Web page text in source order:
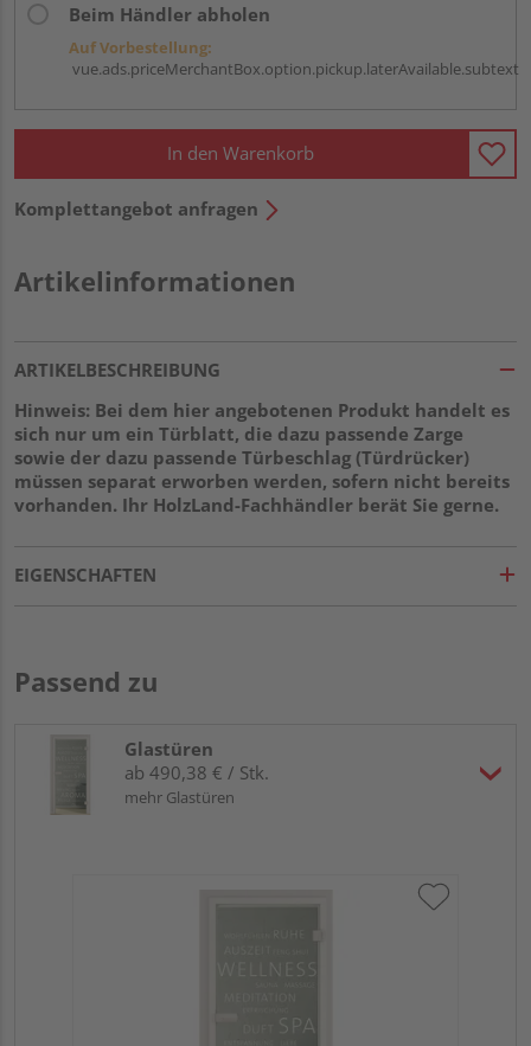
Beim Händler abholen
Auf Vorbestellung:
vue.ads.priceMerchantBox.option.pickup.laterAvailable.subtext
In den Warenkorb
Komplettangebot anfragen
Artikelinformationen
ARTIKELBESCHREIBUNG
Hinweis: Bei dem hier angebotenen Produkt handelt es
sich nur um ein Türblatt, die dazu passende Zarge
sowie der dazu passende Türbeschlag (Türdrücker)
müssen separat erworben werden, sofern nicht bereits
vorhanden. Ihr HolzLand-Fachhändler berät Sie gerne.
EIGENSCHAFTEN
Passend zu
Glastüren
ab 490,38 € / Stk.
mehr Glastüren